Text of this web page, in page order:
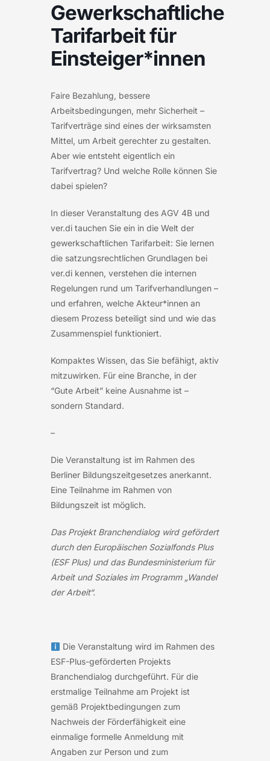
Gewerkschaftliche
Tarifarbeit für
Einsteiger*innen
Faire Bezahlung, bessere
Arbeitsbedingungen, mehr Sicherheit –
Tarifverträge sind eines der wirksamsten
Mittel, um Arbeit gerechter zu gestalten.
Aber wie entsteht eigentlich ein
Tarifvertrag? Und welche Rolle können Sie
dabei spielen?
In dieser Veranstaltung des AGV 4B und
ver.di tauchen Sie ein in die Welt der
gewerkschaftlichen Tarifarbeit: Sie lernen
die satzungsrechtlichen Grundlagen bei
ver.di kennen, verstehen die internen
Regelungen rund um Tarifverhandlungen –
und erfahren, welche Akteur*innen an
diesem Prozess beteiligt sind und wie das
Zusammenspiel funktioniert.
Kompaktes Wissen, das Sie befähigt, aktiv
mitzuwirken. Für eine Branche, in der
“Gute Arbeit” keine Ausnahme ist –
sondern Standard.
–
Die Veranstaltung ist im Rahmen des
Berliner Bildungszeitgesetzes anerkannt.
Eine Teilnahme im Rahmen von
Bildungszeit ist möglich.
Das Projekt Branchendialog wird gefördert
durch den Europäischen Sozialfonds Plus
(ESF Plus) und das Bundesministerium für
Arbeit und Soziales im Programm „Wandel
der Arbeit“.
Die Veranstaltung wird im Rahmen des
ESF-Plus-geförderten Projekts
Branchendialog durchgeführt. Für die
erstmalige Teilnahme am Projekt ist
gemäß Projektbedingungen zum
Nachweis der Förderfähigkeit eine
einmalige formelle Anmeldung mit
Angaben zur Person und zum